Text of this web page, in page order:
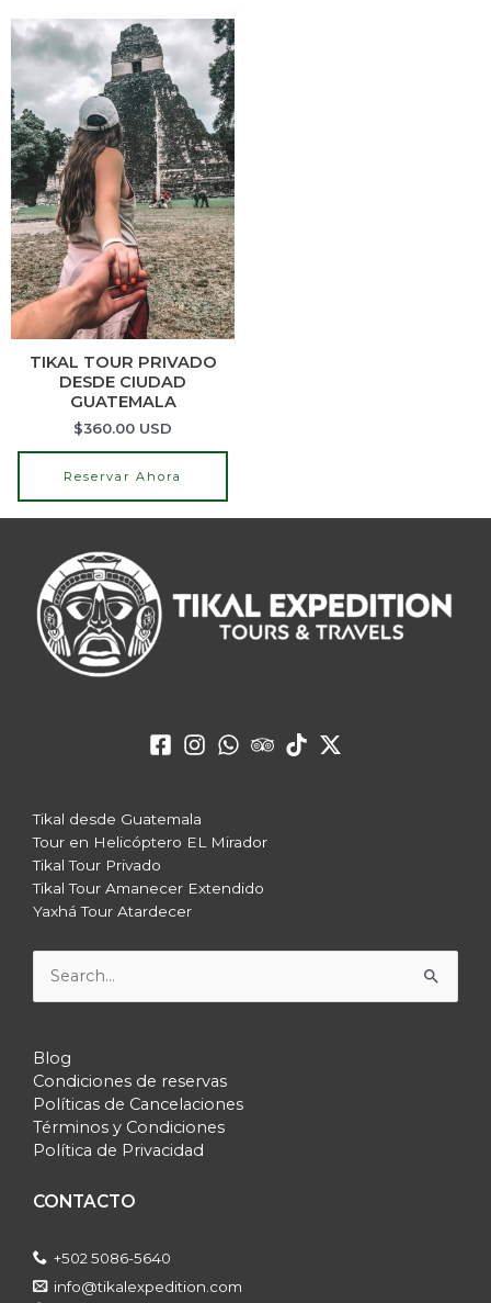
TIKAL TOUR PRIVADO
DESDE CIUDAD
GUATEMALA
$360.00 USD
Reservar Ahora
Tikal desde Guatemala
Tour en Helicóptero EL Mirador
Tikal Tour Privado
Tikal Tour Amanecer Extendido
Yaxhá Tour Atardecer
Buscar
por:
Blog
Condiciones de reservas
Políticas de Cancelaciones
Términos y Condiciones
Política de Privacidad
CONTACTO
+502 5086-5640
info@tikalexpedition.com